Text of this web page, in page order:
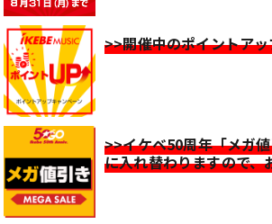
>>開催中のポイントア
>>イケベ50周年「メガ
に入れ替わりますので、